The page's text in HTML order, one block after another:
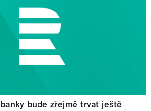
bude zřejmě trvat ještě